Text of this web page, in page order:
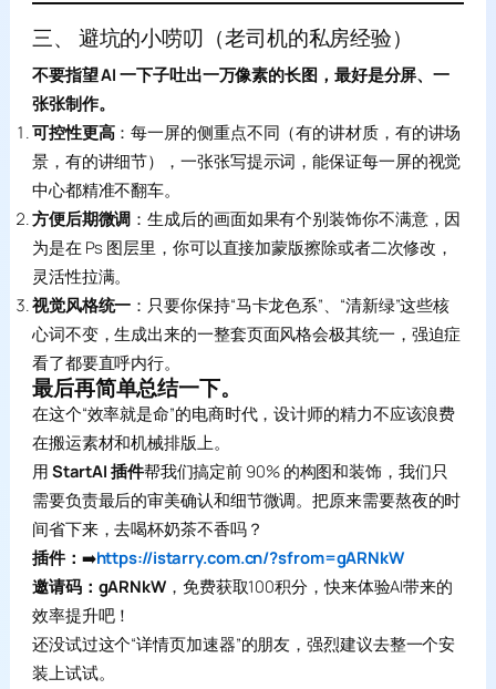
三、 避坑的小唠叨（老司机的私房经验）
不要指望 AI 一下子吐出一万像素的长图，最好是分屏、一
张张制作。
可控性更高：每一屏的侧重点不同（有的讲材质，有的讲场
景，有的讲细节），一张张写提示词，能保证每一屏的视觉
中心都精准不翻车。
方便后期微调 ：生成后的画面如果有个别装饰你不满意，因
为是在 Ps 图层里，你可以直接加蒙版擦除或者二次修改，
灵活性拉满。
视觉风格统一 ：只要你保持“马卡龙色系”、“清新绿”这些核
心词不变，生成出来的一整套页面风格会极其统一，强迫症
看了都要直呼内行。
最后再简单总结一下。
在这个“效率就是命”的电商时代，设计师的精力不应该浪费
在搬运素材和机械排版上。
用 StartAI 插件帮我们搞定前 90% 的构图和装饰，我们只
需要负责最后的审美确认和细节微调。把原来需要熬夜的时
间省下来，去喝杯奶茶不香吗？
插件： ➡️https://istarry.com.cn/?sfrom=gARNkW
邀请码：gARNkW，免费获取100积分，快来体验AI带来的
效率提升吧！
还没试过这个“详情页加速器”的朋友，强烈建议去整一个安
装上试试。